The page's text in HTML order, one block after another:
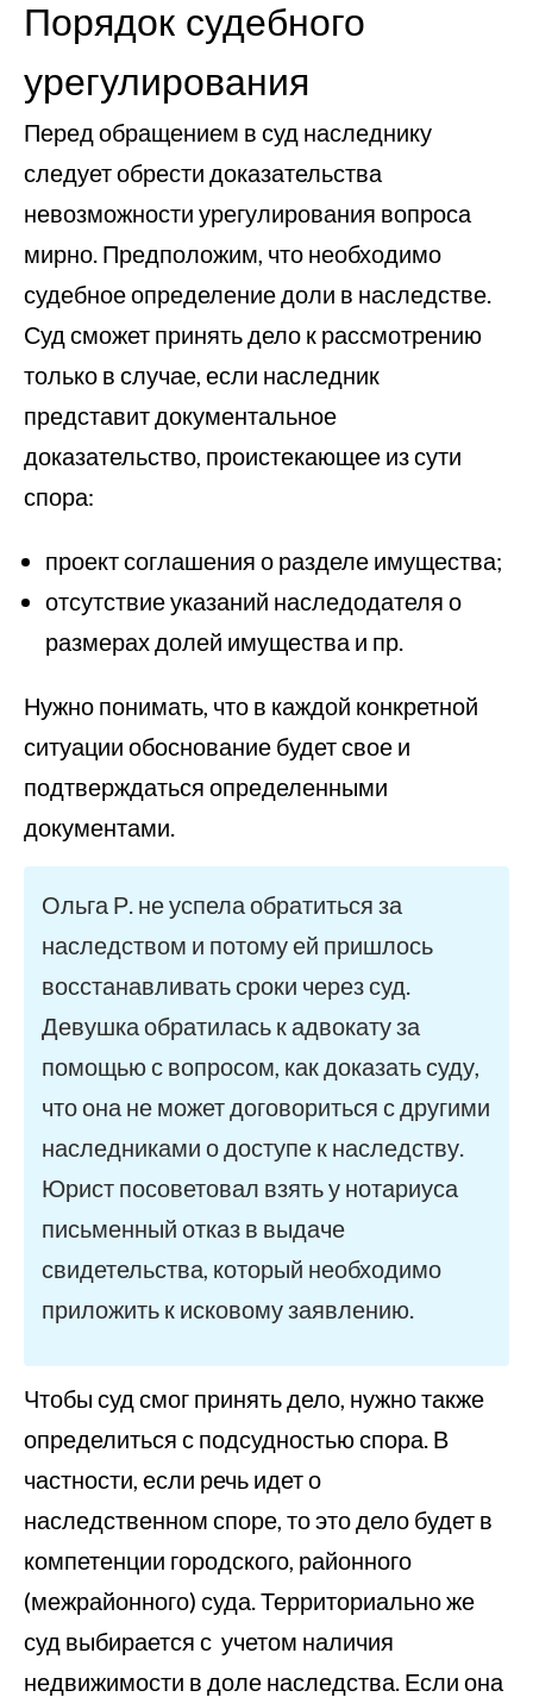
Порядок судебного
урегулирования
Перед обращением в суд наследнику
следует обрести доказательства
невозможности урегулирования вопроса
мирно. Предположим, что необходимо
судебное определение доли в наследстве.
Суд сможет принять дело к рассмотрению
только в случае, если наследник
представит документальное
доказательство, проистекающее из сути
спора:
проект соглашения о разделе имущества;
отсутствие указаний наследодателя о
размерах долей имущества и пр.
Нужно понимать, что в каждой конкретной
ситуации обоснование будет свое и
подтверждаться определенными
документами.
Ольга Р. не успела обратиться за
наследством и потому ей пришлось
восстанавливать сроки через суд.
Девушка обратилась к адвокату за
помощью с вопросом, как доказать суду,
что она не может договориться с другими
наследниками о доступе к наследству.
Юрист посоветовал взять у нотариуса
письменный отказ в выдаче
свидетельства, который необходимо
приложить к исковому заявлению.
Чтобы суд смог принять дело, нужно также
определиться с подсудностью спора. В
частности, если речь идет о
наследственном споре, то это дело будет в
компетенции городского, районного
(межрайонного) суда. Территориально же
суд выбирается с учетом наличия
недвижимости в доле наследства. Если она